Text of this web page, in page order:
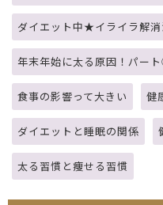
ダイエット中★イライラ解消
年末年始に太る原因！パー
食事の影響って大きい 健
ダイエットと睡眠の関係
太る習慣と痩せる習慣